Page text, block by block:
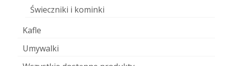
Świeczniki i kominki
Kafle
Umywalki